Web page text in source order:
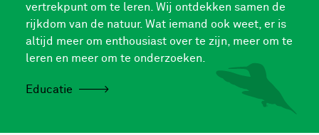
vertrekpunt om te leren. Wij ontdekken samen de
rijkdom van de natuur. Wat iemand ook weet, er is
altijd meer om enthousiast over te zijn, meer om te
leren en meer om te onderzoeken.
Educatie